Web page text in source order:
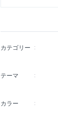
カテゴリー
テーマ
カラー